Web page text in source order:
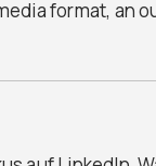
format, an